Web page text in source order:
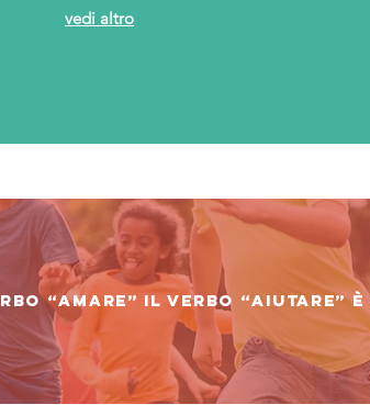
vedi altro
“amare” il verbo “aiutare”